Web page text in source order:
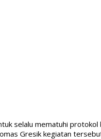
selalu mematuhi
Gresik kegiatan